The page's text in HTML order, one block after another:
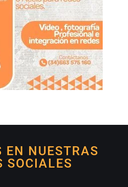
EN NUESTRAS
SOCIALES